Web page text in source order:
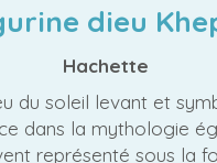
dieu
Hachette
du soleil levant et
dans la mythologie
représenté sous la